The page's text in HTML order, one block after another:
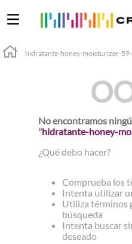
hidratante-honey-moisturizer-
No encontramos
"hidratante-honey-
¿Qué debo hacer?
Comprueba los
Intenta utilizar
Utiliza términos
búsqueda
Intenta buscar
deseado